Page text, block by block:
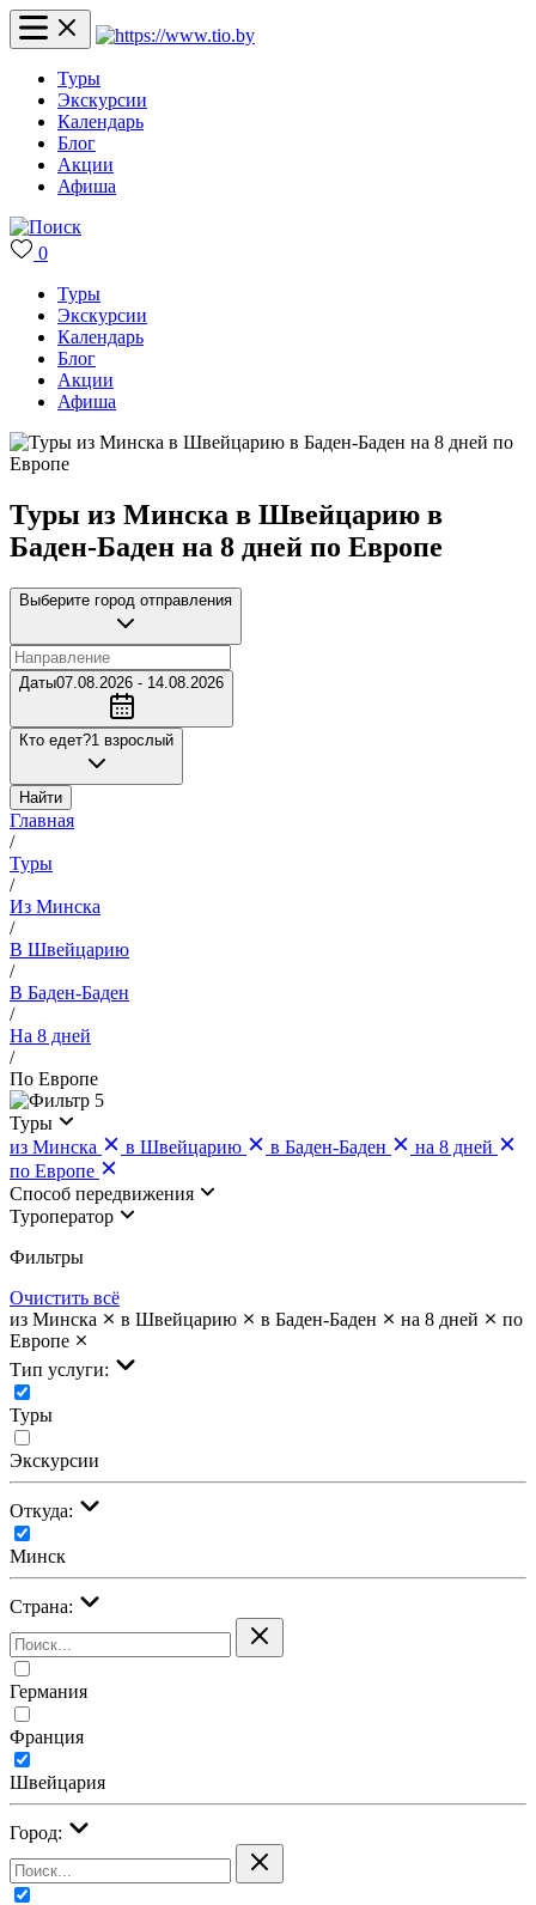
Туры
Экскурсии
Календарь
Блог
Акции
Афиша
0
Туры
Экскурсии
Календарь
Блог
Акции
Афиша
Туры из Минска в Швейцарию в
Баден-Баден на 8 дней по Европе
Выберите город отправления
Даты07.08.2026 - 14.08.2026
Кто едет?1 взрослый
Найти
Главная
/
Туры
/
Из Минска
/
В Швейцарию
/
В Баден-Баден
/
На 8 дней
/
По Европе
5
Туры
из Минска
в Швейцарию в Баден-Баден
на 8 дней
по Европе
Cпособ передвижения
Туроператор
Фильтры
Очистить всё
из Минска
в Швейцарию в Баден-Баден на 8 дней
по
Европе
Тип услуги:
Туры
Экскурсии
Откуда:
Минск
Страна:
Германия
Франция
Швейцария
Город: